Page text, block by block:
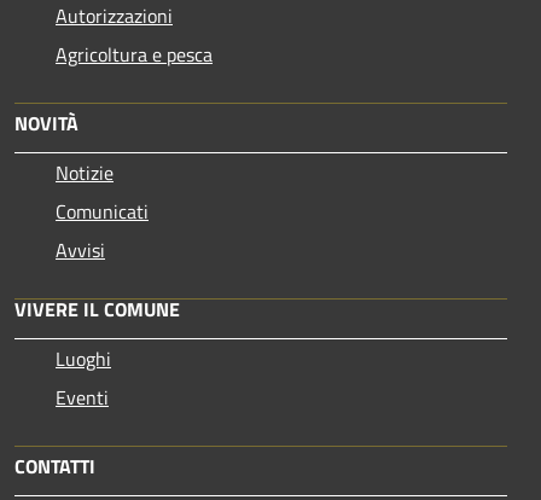
Autorizzazioni
Agricoltura e pesca
NOVITÀ
Notizie
Comunicati
Avvisi
VIVERE IL COMUNE
Luoghi
Eventi
CONTATTI